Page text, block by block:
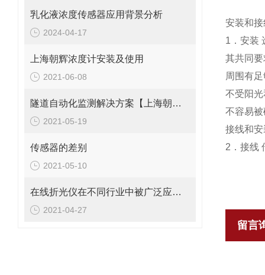
乳化液浓度传感器应用背景分析
2024-04-17
上海朝辉浓度计安装及使用
2021-06-08
隧道自动化监测解决方案【上海朝辉沉降传感器】
2021-05-19
传感器的差别
2021-05-10
在线折光仪在不同行业中被广泛应用的工艺类型
2021-04-27
安装和接
1．安装
其共同
周围有
不受阳
不容易
接线和
2．接线
留言